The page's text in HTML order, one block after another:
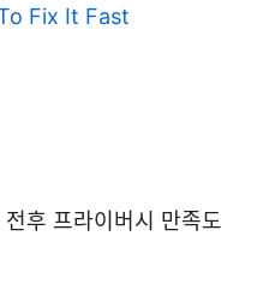
Fix It Fast
후 프라이버시 만족도